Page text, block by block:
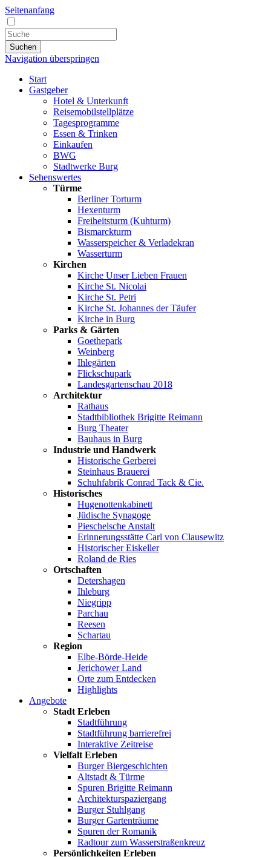
Seitenanfang
Suchen
Navigation überspringen
Start
Gastgeber
Hotel & Unterkunft
Reisemobilstellplätze
Tagesprogramme
Essen & Trinken
Einkaufen
BWG
Stadtwerke Burg
Sehenswertes
Türme
Berliner Torturm
Hexenturm
Freiheitsturm (Kuhturm)
Bismarckturm
Wasserspeicher & Verladekran
Wasserturm
Kirchen
Kirche Unser Lieben Frauen
Kirche St. Nicolai
Kirche St. Petri
Kirche St. Johannes der Täufer
Kirche in Burg
Parks & Gärten
Goethepark
Weinberg
Ihlegärten
Flickschupark
Landesgartenschau 2018
Architektur
Rathaus
Stadtbibliothek Brigitte Reimann
Burg Theater
Bauhaus in Burg
Industrie und Handwerk
Historische Gerberei
Steinhaus Brauerei
Schuhfabrik Conrad Tack & Cie.
Historisches
Hugenottenkabinett
Jüdische Synagoge
Pieschelsche Anstalt
Erinnerungsstätte Carl von Clausewitz
Historischer Eiskeller
Roland de Ries
Ortschaften
Detershagen
Ihleburg
Niegripp
Parchau
Reesen
Schartau
Region
Elbe-Börde-Heide
Jerichower Land
Orte zum Entdecken
Highlights
Angebote
Stadt Erleben
Stadtführung
Stadtführung barrierefrei
Interaktive Zeitreise
Vielfalt Erleben
Burger Biergeschichten
Altstadt & Türme
Spuren Brigitte Reimann
Architekturspaziergang
Burger Stuhlgang
Burger Gartenträume
Spuren der Romanik
Radtour zum Wasserstraßenkreuz
Persönlichkeiten Erleben